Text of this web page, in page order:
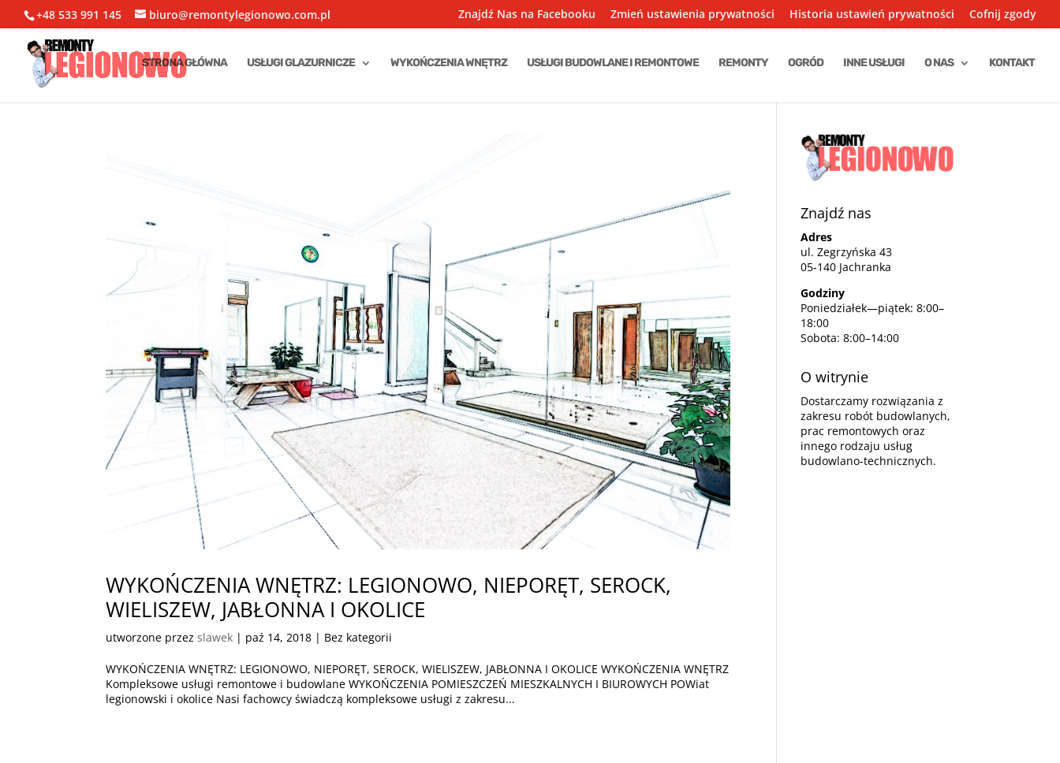
+48 533 991 145 biuro@remontylegionowo.com.pl Znajdź Nas na Facebooku Zmień ustawienia prywatności Historia ustawień prywatności Cofnij zgody
STRONA GŁÓWNA USŁUGI GLAZURNICZE WYKOŃCZENIA WNĘTRZ USŁUGI BUDOWLANE I REMONTOWE REMONTY OGRÓD INNE USŁUGI O NAS KONTAKT
WYKOŃCZENIA WNĘTRZ: LEGIONOWO, NIEPORĘT, SEROCK,
WIELISZEW, JABŁONNA I OKOLICE
utworzone przezslawek | paź 14, 2018 | Bez kategorii
WYKOŃCZENIA WNĘTRZ: LEGIONOWO, NIEPORĘT, SEROCK, WIELISZEW, JABŁONNA I OKOLICE WYKOŃCZENIA WNĘTRZ
Kompleksowe usługi remontowe i budowlane WYKOŃCZENIA POMIESZCZEŃ MIESZKALNYCH I BIUROWYCH POWiat
legionowski i okolice Nasi fachowcy świadczą kompleksowe usługi z zakresu...
Znajdź nas
Adres
ul. Zegrzyńska 43
05-140 Jachranka
Godziny
Poniedziałek—piątek: 8:00–
18:00
Sobota: 8:00–14:00
O witrynie
Dostarczamy rozwiązania z
zakresu robót budowlanych,
prac remontowych oraz
innego rodzaju usług
budowlano-technicznych.